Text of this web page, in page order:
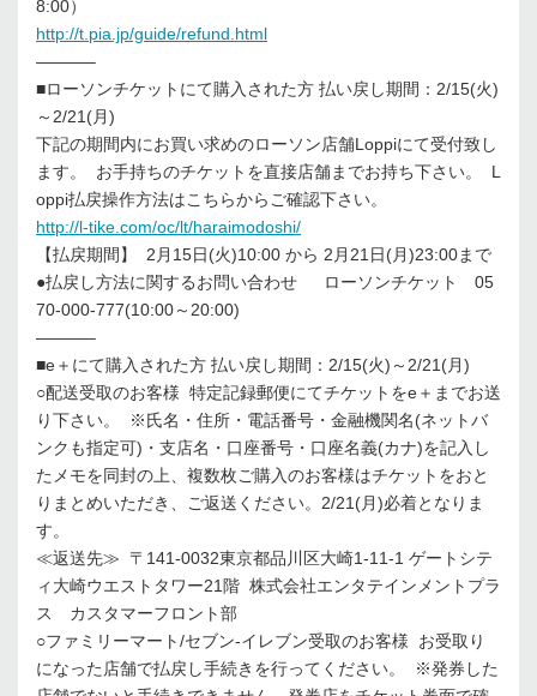
8:00）
http://t.pia.jp/guide/refund.html
———–
■ローソンチケットにて購入された方 払い戻し期間：2/15(火)
～2/21(月)
下記の期間内にお買い求めのローソン店舗Loppiにて受付致し
ます。 お手持ちのチケットを直接店舗までお持ち下さい。 L
oppi払戻操作方法はこちらからご確認下さい。
http://l-tike.com/oc/lt/haraimodoshi/
【払戻期間】 2月15日(火)10:00 から 2月21日(月)23:00まで
●払戻し方法に関するお問い合わせ ローソンチケット 05
70-000-777(10:00～20:00)
———–
■e＋にて購入された方 払い戻し期間：2/15(火)～2/21(月)
○配送受取のお客様 特定記録郵便にてチケットをe＋までお送
り下さい。 ※氏名・住所・電話番号・金融機関名(ネットバ
ンクも指定可)・支店名・口座番号・口座名義(カナ)を記入し
たメモを同封の上、複数枚ご購入のお客様はチケットをおと
りまとめいただき、ご返送ください。2/21(月)必着となりま
す。
≪返送先≫ 〒141-0032東京都品川区大崎1-11-1 ゲートシテ
ィ大崎ウエストタワー21階 株式会社エンタテインメントプラ
ス カスタマーフロント部
○ファミリーマート/セブン-イレブン受取のお客様 お受取り
になった店舗で払戻し手続きを行ってください。 ※発券した